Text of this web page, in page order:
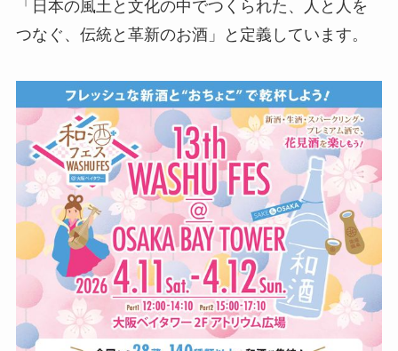
「日本の風土と文化の中でつくられた、人と人を
つなぐ、伝統と革新のお酒」と定義しています。